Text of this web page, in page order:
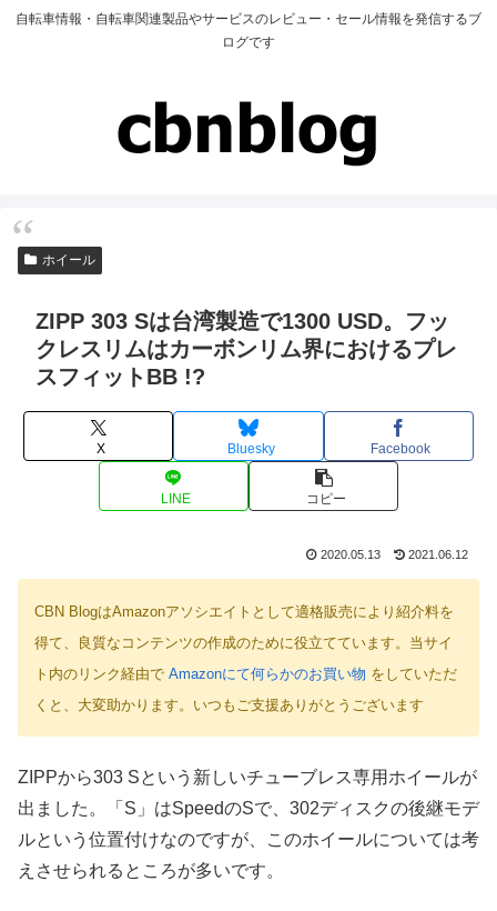
自転車情報・自転車関連製品やサービスのレビュー・セール情報を発信するブ
ログです
ホイール
ZIPP 303 Sは台湾製造で1300 USD。フッ
クレスリムはカーボンリム界におけるプレ
スフィットBB !?
X Bluesky Facebook
LINE コピー
2020.05.13 2021.06.12
CBN BlogはAmazonアソシエイトとして適格販売により紹介料を
得て、良質なコンテンツの作成のために役立てています。当サイ
ト内のリンク経由で Amazonにて何らかのお買い物 をしていただ
くと、大変助かります。いつもご支援ありがとうございます
ZIPPから303 Sという新しいチューブレス専用ホイールが
出ました。「S」はSpeedのSで、302ディスクの後継モデ
ルという位置付けなのですが、このホイールについては考
えさせられるところが多いです。